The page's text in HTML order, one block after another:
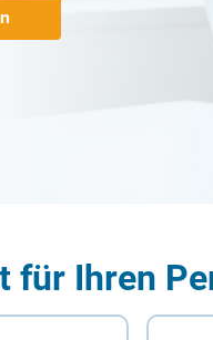
für Ihren